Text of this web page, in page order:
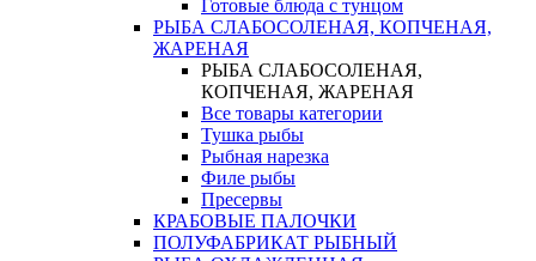
Готовые блюда с тунцом
РЫБА СЛАБОСОЛЕНАЯ, КОПЧЕНАЯ,
ЖАРЕНАЯ
РЫБА СЛАБОСОЛЕНАЯ,
КОПЧЕНАЯ, ЖАРЕНАЯ
Все товары категории
Тушка рыбы
Рыбная нарезка
Филе рыбы
Пресервы
КРАБОВЫЕ ПАЛОЧКИ
ПОЛУФАБРИКАТ РЫБНЫЙ